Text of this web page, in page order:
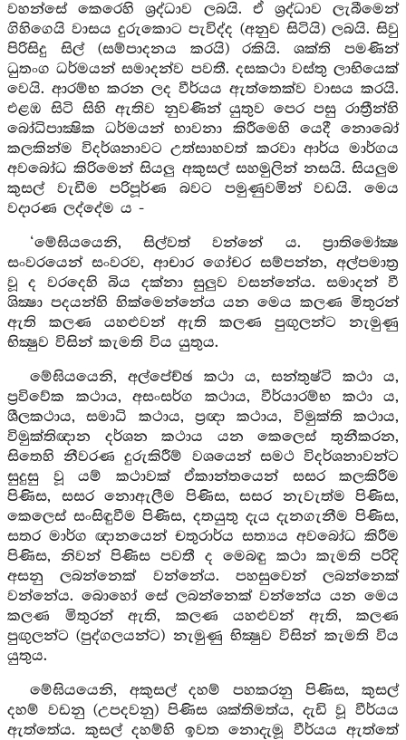
වහන්සේ කෙරෙහි ශ්‍රද්ධාව ලබයි. ඒ ශ්‍රද්ධාව ලැබීමෙන්
ගිහිගෙයි වාසය දුරුකොට පැවිද්ද (අනුව සිටියි) ලබයි. සිවු
පිරිසිදු සිල් (සම්පාදනය කරයි) රකියි. ශක්ති පමණින්
ධුතංග ධර්මයන් සමාදන්ව පවතී. දසකථා වස්තු ලාභියෙක්
වෙයි. ආරම්භ කරන ලද වීර්යය ඇත්තෙක්ව වාසය කරයි.
එළඹ සිටි සිහි ඇතිව නුවණින් යුතුව පෙර පසු රාත්‍රීන්හි
බෝධිපාක්‍ෂික ධර්මයන් භාවනා කිරීමෙහි යෙදී නොබෝ
කලකින්ම විදර්ශනාවට උත්සාහවත් කරවා ආර්ය මාර්ගය
අවබෝධ කිරිමෙන් සියලු අකුසල් සහමුලින් නසයි. සියලුම
කුසල් වැඩීම පරිපූර්ණ බවට පමුණුවමින් වඩයි. මෙය
වදාරණ ලද්දේම ය -
‘මේඝියයෙනි, සිල්වත් වන්නේ ය. ප්‍රාතිමෝක්‍ෂ
සංවරයෙන් සංවරව, ආචාර ගෝචර සම්පන්න, අල්පමාත්‍ර
වූ ද වරදෙහි බිය දක්නා සුලුව වසන්නේය. සමාදන් වී
ශික්‍ෂා පදයන්හි හික්මෙන්නේය යන මෙය කලණ මිතුරන්
ඇති කලණ යහළුවන් ඇති කලණ පුඟුලන්ට නැමුණු
භික්‍ෂුව විසින් කැමති විය යුතුය.
මේඝියයෙනි, අල්පේච්ඡ කථා ය, සන්තුෂ්ටි කථා ය,
ප්‍රවිවේක කථාය, අසංසර්ග කථාය, වීර්යාරම්භ කථා ය,
ශීලකථාය, සමාධි කථාය, ප්‍රඥා කථාය, විමුක්ති කථාය,
විමුක්තිඥාන දර්ශන කථාය යන කෙලෙස් තුනීකරන,
සිතෙහි නීවරණ දුරුකිරීම් වශයෙන් සමථ විදර්ශනාවන්ට
සුදුසු වූ යම් කථාවක් ඒකාන්තයෙන් සසර කලකිරීම
පිණිස, සසර නොඇලීම පිණිස, සසර නැවැත්ම පිණිස,
කෙලෙස් සංසිඳුවීම පිණිස, දතයුතු දැය දැනගැනීම පිණිස,
සතර මාර්ග ඥානයෙන් චතුරාර්ය සත්‍යය අවබෝධ කිරීම
පිණිස, නිවන් පිණිස පවතී ද මෙබඳු කථා කැමති පරිදි
අසනු ලබන්නෙක් වන්නේය. පහසුවෙන් ලබන්නෙක්
වන්නේය. බොහෝ සේ ලබන්නෙක් වන්නේය යන මෙය
කලණ මිතුරන් ඇති, කලණ යහළුවන් ඇති, කලණ
පුඟුලන්ට (පුද්ගලයන්ට) නැමුණු භික්‍ෂුව විසින් කැමති විය
යුතුය.
මේඝියයෙනි, අකුසල් දහම් පහකරනු පිණිස, කුසල්
දහම් වඩනු (උපදවනු) පිණිස ශක්තිමත්ය, දැඩි වූ වීර්යය
ඇත්තේය. කුසල් දහම්හි ඉවත නොදැමූ වීර්යය ඇත්තේ